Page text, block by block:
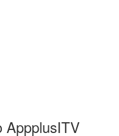
AppplusITV